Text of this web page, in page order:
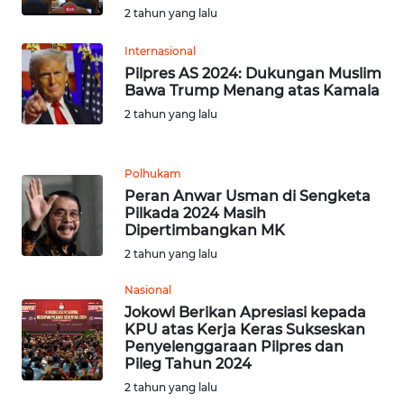
2 tahun yang lalu
Internasional
Pilpres AS 2024: Dukungan Muslim
Bawa Trump Menang atas Kamala
2 tahun yang lalu
Polhukam
Peran Anwar Usman di Sengketa
Pilkada 2024 Masih
Dipertimbangkan MK
2 tahun yang lalu
Nasional
Jokowi Berikan Apresiasi kepada
KPU atas Kerja Keras Sukseskan
Penyelenggaraan Pilpres dan
Pileg Tahun 2024
2 tahun yang lalu
TENTANG
PEDOMAN
MEDIA
SIBER
KARIR
Wahana
News
Regional